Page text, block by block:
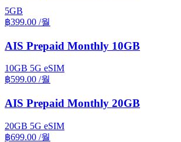
5GB
฿399.00 /월
AIS Prepaid Monthly 10GB
10GB 5G eSIM
฿599.00 /월
AIS Prepaid Monthly 20GB
20GB 5G eSIM
฿699.00 /월